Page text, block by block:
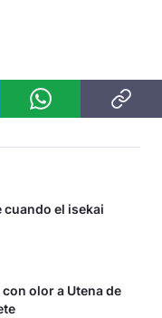
cuando el isekai
olor a Utena de